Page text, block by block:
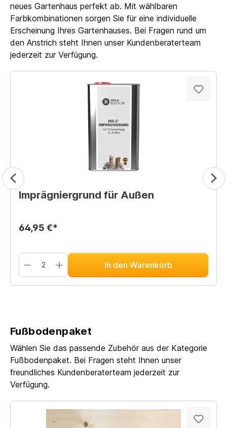
neues Gartenhaus perfekt ab. Mit wählbaren
Farbkombinationen sorgen Sie für eine individuelle
Erscheinung Ihres Gartenhauses. Bei Fragen rund um
den Anstrich steht Ihnen unser Kundenberaterteam
jederzeit zur Verfügung.
Imprägniergrund für Außen
64,95 €*
In den Warenkorb
Fußbodenpaket
Wählen Sie das passende Zubehör aus der Kategorie
Fußbodenpaket. Bei Fragen steht Ihnen unser
freundliches Kundenberaterteam jederzeit zur
Verfügung.